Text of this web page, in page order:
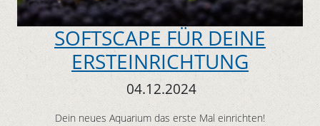
SOFTSCAPE FÜR DEINE
ERSTEINRICHTUNG
04.12.2024
Dein neues Aquarium das erste Mal einrichten!